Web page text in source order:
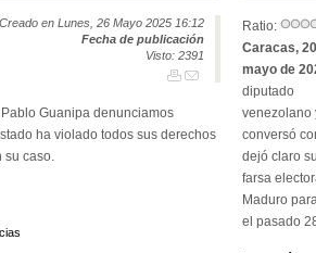
Creado en Lunes, 26 Mayo 2025 16:12
Fecha de publicación
Visto: 2391
Guanipa denunciamos
ha violado todos sus derechos
su caso.
Ratio:
Caracas,
mayo de
diputado
venezolano
conversó
dejó claro
farsa
Maduro
el pasado